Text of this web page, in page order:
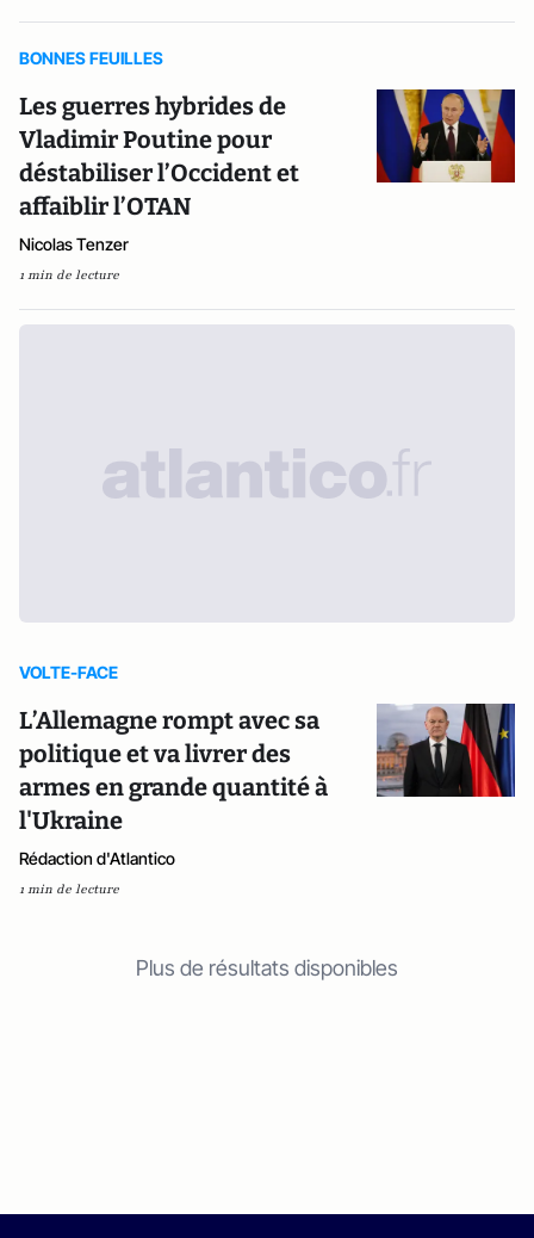
BONNES FEUILLES
Les guerres hybrides de
Vladimir Poutine pour
déstabiliser l’Occident et
affaiblir l’OTAN
Nicolas Tenzer
1 min de lecture
VOLTE-FACE
L’Allemagne rompt avec sa
politique et va livrer des
armes en grande quantité à
l'Ukraine
Rédaction d'Atlantico
1 min de lecture
Plus de résultats disponibles